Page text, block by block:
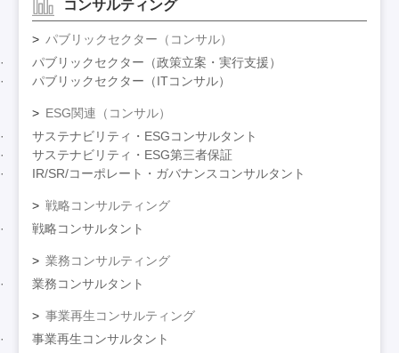
コンサルティング
パブリックセクター（コンサル）
パブリックセクター（政策立案・実行支援）
パブリックセクター（ITコンサル）
ESG関連（コンサル）
サステナビリティ・ESGコンサルタント
サステナビリティ・ESG第三者保証
IR/SR/コーポレート・ガバナンスコンサルタント
戦略コンサルティング
戦略コンサルタント
業務コンサルティング
業務コンサルタント
事業再生コンサルティング
事業再生コンサルタント